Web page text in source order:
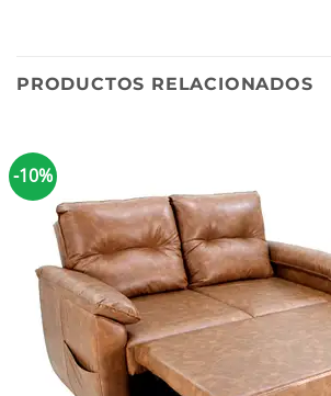
PRODUCTOS RELACIONADOS
-10%